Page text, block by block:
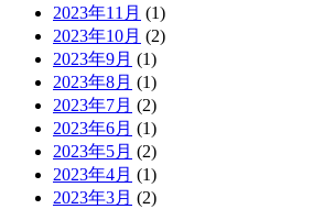
2023年11月 (1)
2023年10月 (2)
2023年9月 (1)
2023年8月 (1)
2023年7月 (2)
2023年6月 (1)
2023年5月 (2)
2023年4月 (1)
2023年3月 (2)